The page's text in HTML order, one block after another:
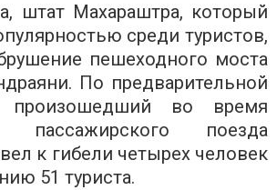
штат Махараштра, который
среди туристов,
пешеходного моста
По предварительной
произошедший во время
пассажирского поезда
к гибели четырех человек
51 туриста.